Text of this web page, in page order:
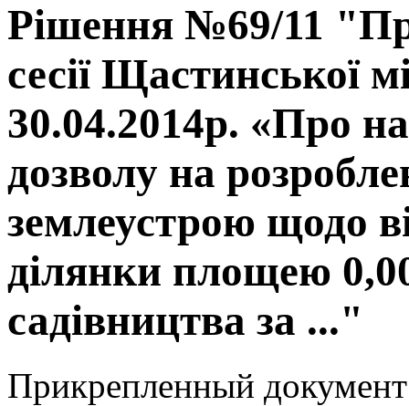
Рішення №69/11
сесії Щастинської
30.04.2014р. «Про
дозволу на
землеустрою щодо
ділянки площею
садівництва за ..."
Прикрепленный